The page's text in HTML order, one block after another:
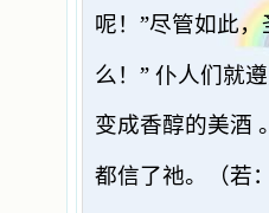
呢！ ”尽管如此，
么！ ” 仆人们就
变成香醇的美酒
都信了祂。（若